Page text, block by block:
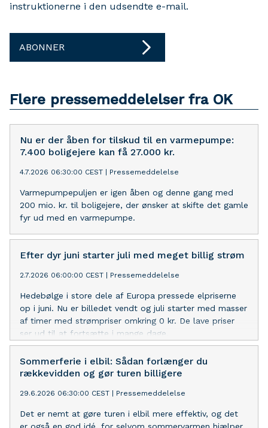
instruktionerne i den udsendte e-mail.
ABONNER
Flere pressemeddelelser fra OK
Nu er der åben for tilskud til en varmepumpe:
7.400 boligejere kan få 27.000 kr.
4.7.2026 06:30:00 CEST Pressemeddelelse
Varmepumpepuljen er igen åben og denne gang med
200 mio. kr. til boligejere, der ønsker at skifte det gamle
fyr ud med en varmepumpe.
Efter dyr juni starter juli med meget billig strøm
2.7.2026 06:00:00 CEST Pressemeddelelse
Hedebølge i store dele af Europa pressede elpriserne
op i juni. Nu er billedet vendt og juli starter med masser
af timer med strømpriser omkring 0 kr. De lave priser
ser ud til at fortsætte i mange dage.
Sommerferie i elbil: Sådan forlænger du
rækkevidden og gør turen billigere
29.6.2026 06:30:00 CEST Pressemeddelelse
Det er nemt at gøre turen i elbil mere effektiv, og det